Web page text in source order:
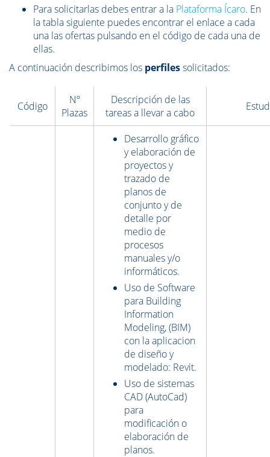
Para solicitarlas debes entrar a la Plataforma Ícaro. En
la tabla siguiente puedes encontrar el enlace a cada
una las ofertas pulsando en el código de cada una de
ellas.
A continuación describimos los perfilessolicitados:
Código
Nº
Plazas
Descripción de las
tareas a llevar a cabo
Desarrollo gráfico
y elaboración de
proyectos y
trazado de
planos de
conjunto y de
detalle por
medio de
procesos
manuales y/o
informáticos.
Uso de Software
para Building
Information
Modeling, (BIM)
con la aplicacion
de diseño y
modelado: Revit.
Uso de sistemas
CAD (AutoCad)
para
modificación o
elaboración de
planos.